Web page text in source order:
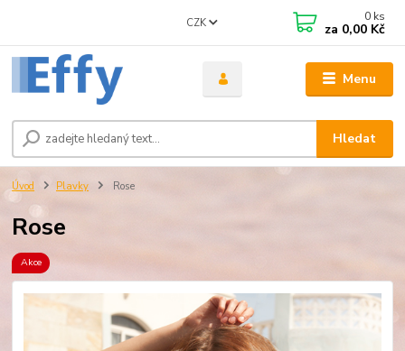
Menu
CZK
Hledat
0 ks
za 0,00 Kč
Úvod Plavky Rose
Rose
Akce